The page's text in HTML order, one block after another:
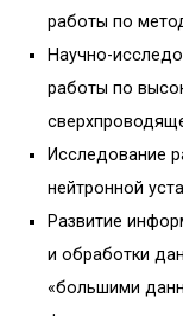
работы по
Научно-
работы по
Исследование
нейтронной
Развитие
и обработки
«большими